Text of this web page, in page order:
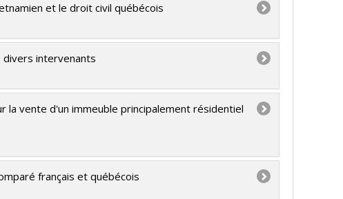
et le droit civil québécois
intervenants
vente d'un immeuble principalement résidentiel
français et québécois